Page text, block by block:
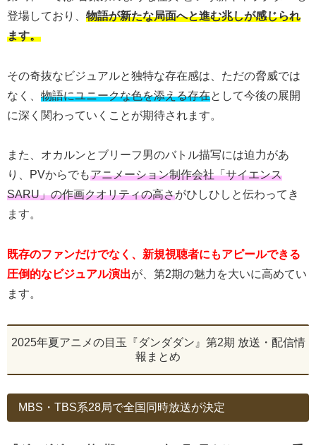
登場しており、 物語が新たな局面へと進む兆しが感じられ
ます。
その奇抜なビジュアルと独特な存在感は、ただの脅威では
なく、 物語にユニークな色を添える存在として今後の展開
に深く関わっていくことが期待されます。
また、オカルンとブリーフ男のバトル描写には迫力があ
り、PVからでもアニメーション制作会社「サイエンス
SARU」の作画クオリティの高さがひしひしと伝わってき
ます。
既存のファンだけでなく、新規視聴者にもアピールできる
圧倒的なビジュアル演出が、第2期の魅力を大いに高めてい
ます。
2025年夏アニメの目玉『ダンダダン』第2期 放送・配信情
報まとめ
MBS・TBS系28局で全国同時放送が決定